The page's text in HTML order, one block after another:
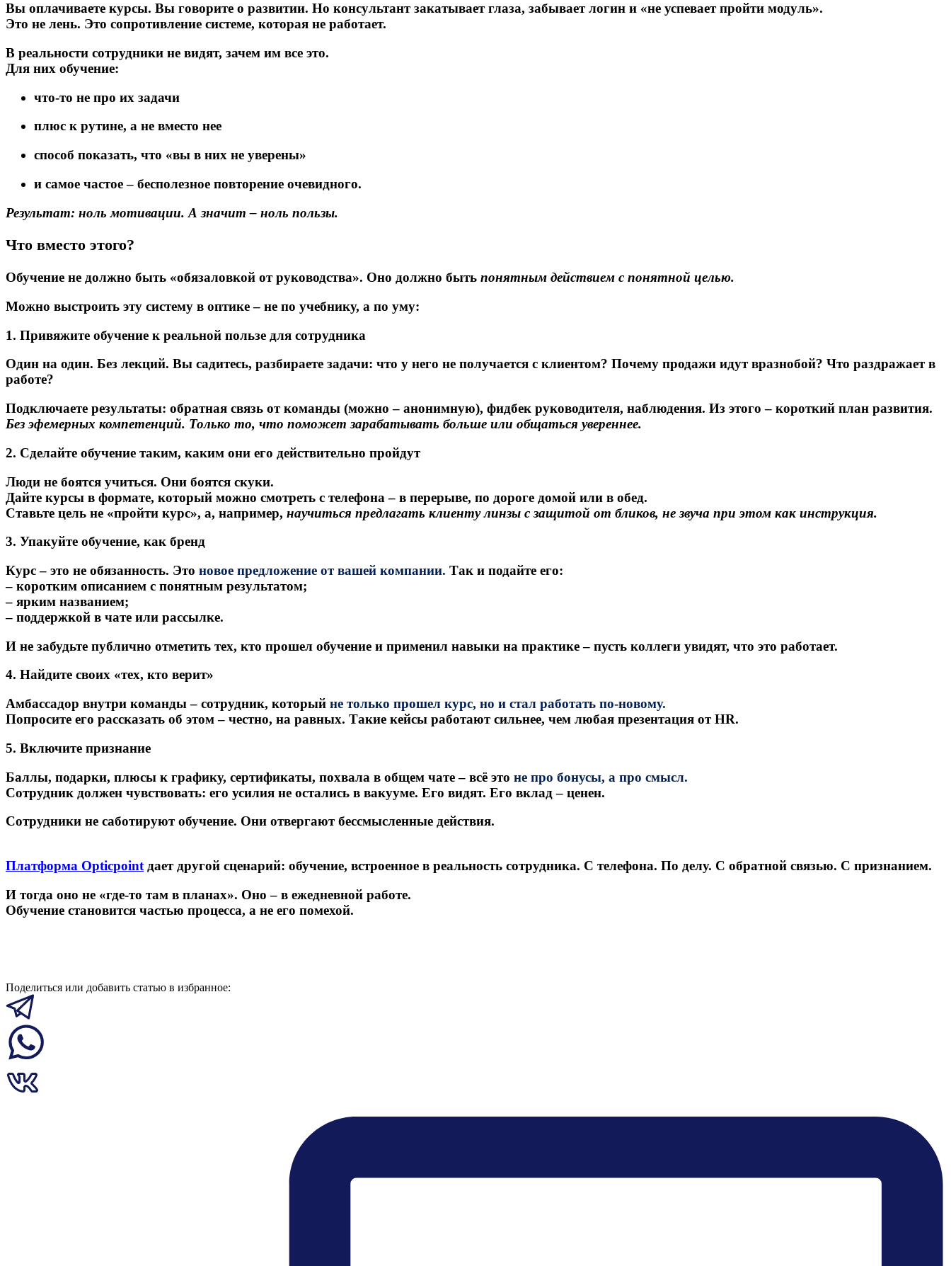
Вы оплачиваете курсы. Вы говорите о развитии. Но консультант закатывает глаза, забывает логин и «не успевает пройти модуль».
Это не лень. Это сопротивление системе, которая не работает.
В реальности сотрудники не видят, зачем им все это.
Для них обучение:
что-то не про их задачи
плюс к рутине, а не вместо нее
способ показать, что «вы в них не уверены»
и самое частое – бесполезное повторение очевидного.
Результат: ноль мотивации. А значит – ноль пользы.
Что вместо этого?
Обучение не должно быть «обязаловкой от руководства». Оно должно быть понятным действием с понятной целью.
Можно выстроить эту систему в оптике – не по учебнику, а по уму:
1. Привяжите обучение к реальной пользе для сотрудника
Один на один. Без лекций. Вы садитесь, разбираете задачи: что у него не получается с клиентом? Почему продажи идут вразнобой? Что раздражает в
работе?
Подключаете результаты: обратная связь от команды (можно – анонимную), фидбек руководителя, наблюдения. Из этого – короткий план развития.
Без эфемерных компетенций. Только то, что поможет зарабатывать больше или общаться увереннее.
2. Сделайте обучение таким, каким они его действительно пройдут
Люди не боятся учиться. Они боятся скуки.
Дайте курсы в формате, который можно смотреть с телефона – в перерыве, по дороге домой или в обед.
Ставьте цель не «пройти курс», а, например, научиться предлагать клиенту линзы с защитой от бликов, не звуча при этом как инструкция.
3. Упакуйте обучение, как бренд
Курс – это не обязанность. Это новое предложение от вашей компании. Так и подайте его:
– коротким описанием с понятным результатом;
– ярким названием;
– поддержкой в чате или рассылке.
И не забудьте публично отметить тех, кто прошел обучение и применил навыки на практике – пусть коллеги увидят, что это работает.
4. Найдите своих «тех, кто верит»
Амбассадор внутри команды – сотрудник, который не только прошел курс, но и стал работать по-новому.
Попросите его рассказать об этом – честно, на равных. Такие кейсы работают сильнее, чем любая презентация от HR.
5. Включите признание
Баллы, подарки, плюсы к графику, сертификаты, похвала в общем чате – всё это не про бонусы, а про смысл.
Сотрудник должен чувствовать: его усилия не остались в вакууме. Его видят. Его вклад – ценен.
Сотрудники не саботируют обучение. Они отвергают бессмысленные действия.
Платформа Opticpoint дает другой сценарий: обучение, встроенное в реальность сотрудника. С телефона. По делу. С обратной связью. С признанием.
И тогда оно не «где-то там в планах». Оно – в ежедневной работе.
Обучение становится частью процесса, а не его помехой.
Поделиться или добавить статью в избранное: